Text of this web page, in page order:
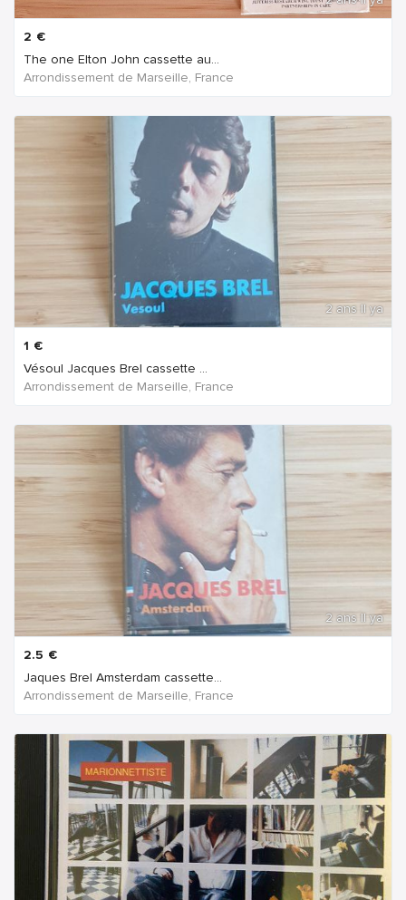
2 €
The one Elton John cassette au...
Arrondissement de Marseille, France
2 ans Il ya
1 €
Vésoul Jacques Brel cassette ...
Arrondissement de Marseille, France
2 ans Il ya
2.5 €
Jaques Brel Amsterdam cassette...
Arrondissement de Marseille, France